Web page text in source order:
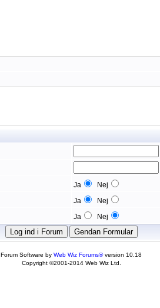
Ja
Nej
Ja
Nej
Ja Nej
Forum Software by Web Wiz Forums®version 10.18
Copyright ©2001-2014 Web Wiz Ltd.